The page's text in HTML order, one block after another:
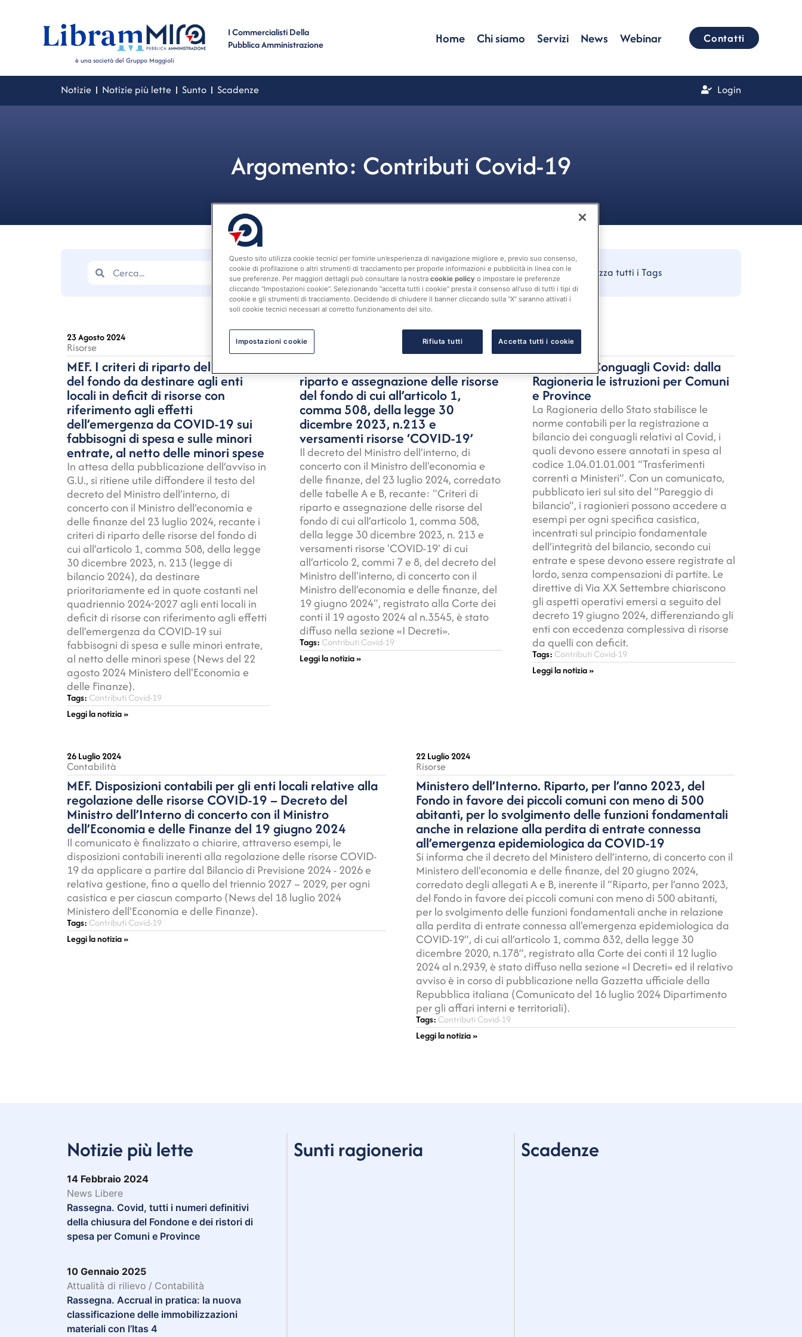
è una società del Gruppo Maggioli
I Commercialisti Della
Pubblica Amministrazione
Home Chi siamo Servizi News Webinar Contatti
Notizie Notizie più lette Sunto Scadenze Login
Argomento: Contributi Covid-19
Visualizza tutti i Tags
23 Agosto 2024
Risorse
MEF. I criteri di riparto delle risorse
del fondo da destinare agli enti
locali in deficit di risorse con
riferimento agli effetti
dell’emergenza da COVID-19 sui
fabbisogni di spesa e sulle minori
entrate, al netto delle minori spese
In attesa della pubblicazione dell’avviso in
G.U., si ritiene utile diffondere il testo del
decreto del Ministro dell’interno, di
concerto con il Ministro dell’economia e
delle finanze del 23 luglio 2024, recante i
criteri di riparto delle risorse del fondo di
cui all’articolo 1, comma 508, della legge
30 dicembre 2023, n. 213 (legge di
bilancio 2024), da destinare
prioritariamente ed in quote costanti nel
quadriennio 2024-2027 agli enti locali in
deficit di risorse con riferimento agli effetti
dell’emergenza da COVID-19 sui
fabbisogni di spesa e sulle minori entrate,
al netto delle minori spese (News del 22
agosto 2024 Ministero dell'Economia e
delle Finanze).
Tags: Contributi Covid-19
Leggi la notizia »
23 Agosto 2024
Risorse
riparto e assegnazione delle risorse
del fondo di cui all’articolo 1,
comma 508, della legge 30
dicembre 2023, n.213 e
versamenti risorse ‘COVID-19’
Il decreto del Ministro dell’interno, di
concerto con il Ministro dell'economia e
delle finanze, del 23 luglio 2024, corredato
delle tabelle A e B, recante: "Criteri di
riparto e assegnazione delle risorse del
fondo di cui all’articolo 1, comma 508,
della legge 30 dicembre 2023, n. 213 e
versamenti risorse 'COVID-19' di cui
all’articolo 2, commi 7 e 8, del decreto del
Ministro dell'interno, di concerto con il
Ministro dell’economia e delle finanze, del
19 giugno 2024", registrato alla Corte dei
conti il 19 agosto 2024 al n.3545, è stato
diffuso nella sezione «I Decreti».
Tags: Contributi Covid-19
Leggi la notizia »
26 Luglio 2024
Contabilità
Rassegna. Conguagli Covid: dalla
Ragioneria le istruzioni per Comuni
e Province
La Ragioneria dello Stato stabilisce le
norme contabili per la registrazione a
bilancio dei conguagli relativi al Covid, i
quali devono essere annotati in spesa al
codice 1.04.01.01.001 “Trasferimenti
correnti a Ministeri”. Con uncomunicato,
pubblicato ieri sul sito del “Pareggio di
bilancio”, i ragionieri possono accedere a
esempi per ogni specifica casistica,
incentrati sul principio fondamentale
dell’integrità del bilancio, secondo cui
entrate e spese devono essere registrate al
lordo, senza compensazioni di partite. Le
direttive di Via XX Settembre chiariscono
gli aspetti operativi emersi a seguito del
decreto 19 giugno 2024, differenziando gli
enti con eccedenza complessiva di risorse
da quelli con deficit.
Tags: Contributi Covid-19
Leggi la notizia »
26 Luglio 2024
Contabilità
MEF. Disposizioni contabili per gli enti locali relative alla
regolazione delle risorse COVID-19 – Decreto del
Ministro dell’Interno di concerto con il Ministro
dell’Economia e delle Finanze del 19 giugno 2024
Il comunicato è finalizzato a chiarire, attraverso esempi, le
disposizioni contabili inerenti alla regolazione delle risorse COVID-
19 da applicare a partire dal Bilancio di Previsione 2024 - 2026 e
relativa gestione, fino a quello del triennio 2027 – 2029, per ogni
casistica e per ciascun comparto (News del 18 luglio 2024
Tags: Contributi Covid-19
Leggi la notizia »
22 Luglio 2024
Risorse
Ministero dell’Interno. Riparto, per l’anno 2023, del
Fondo in favore dei piccoli comuni con meno di 500
abitanti, per lo svolgimento delle funzioni fondamentali
anche in relazione alla perdita di entrate connessa
all’emergenza epidemiologica da COVID-19
Si informa che il decreto del Ministero dell’interno, di concerto con il
Ministero dell'economia e delle finanze, del 20 giugno 2024,
corredato degli allegati A e B, inerente il “Riparto, per l’anno 2023,
del Fondo in favore dei piccoli comuni con meno di 500 abitanti,
per lo svolgimento delle funzioni fondamentali anche in relazione
alla perdita di entrate connessa all'emergenza epidemiologica da
COVID-19”, di cui all’articolo 1, comma 832, della legge 30
dicembre 2020, n.178”, registrato alla Corte dei conti il 12 luglio
2024 al n.2939, è stato diffuso nella sezione «I Decreti» ed il relativo
avviso è in corso di pubblicazione nella Gazzetta ufficiale della
Repubblica italiana (Comunicato del 16 luglio 2024 Dipartimento
per gli affari interni e territoriali).
Tags: Contributi Covid-19
Leggi la notizia »
Notizie più lette
14 Febbraio 2024
News Libere
Rassegna. Covid, tutti i numeri definitivi
della chiusura del Fondone e dei ristori di
spesa per Comuni e Province
10 Gennaio 2025
Attualità di rilievo / Contabilità
Rassegna. Accrual in pratica: la nuova
classificazione delle immobilizzazioni
materiali con l’Itas 4
Sunti ragioneria Scadenze
Questo sito utilizza cookie tecnici per fornirle un’esperienza di navigazione migliore e, previo suo consenso,
cookie di profilazione o altri strumenti di tracciamento per proporle informazioni e pubblicità in linea con le
sue preferenze. Per maggiori dettagli può consultare la nostra cookie policy o impostare le preferenze
cliccando “Impostazioni cookie”. Selezionando “accetta tutti i cookie” presta il consenso all’uso di tutti i tipi di
cookie e gli strumenti di tracciamento. Decidendo di chiudere il banner cliccando sulla “X” saranno attivati i
soli cookie tecnici necessari al corretto funzionamento del sito.
Rifiuta tutti Accetta tutti i cookie
Impostazioni cookie